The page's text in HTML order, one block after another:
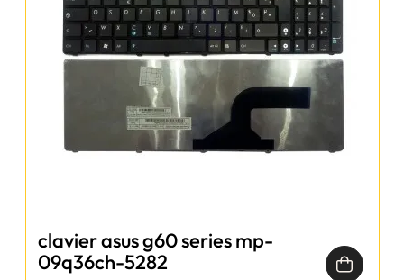
clavier asus g60 series mp-
09q36ch-5282